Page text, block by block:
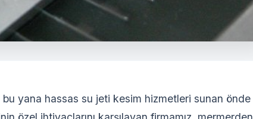
yana hassas su jeti kesim hizmetleri sunan önde